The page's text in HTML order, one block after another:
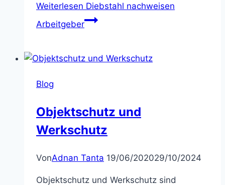
Weiterlesen Diebstahl nachweisen
Arbeitgeber
Blog
Objektschutz und
Werkschutz
VonAdnan Tanta 19/06/202029/10/2024
Objektschutz und Werkschutz sind